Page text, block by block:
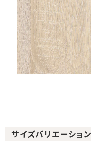
サイズバリエーション